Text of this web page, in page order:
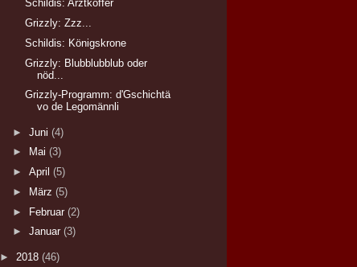
Schildis: Arztkoffer
Grizzly: Zzz...
Schildis: Königskrone
Grizzly: Blubblubblub oder
nöd...
Grizzly-Programm: d'Gschichtä
vo de Legomännli
► Juni (4)
►
Mai (3)
► April (5)
►
März (5)
► Februar (2)
► Januar (3)
► 2018 (46)